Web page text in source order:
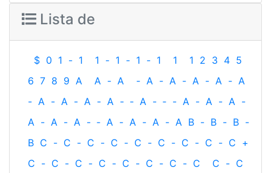
Lista de
$ 0 1 - 1 1 - 1 - 1 - 1 1 1 2 3 4 5
6 7 8 9 A A - A - A - A - A - A - A
- A - A - A - A - ‐ A - ‐ - A - A - A -
A - A - A - ‐ A - A - A - A B - B - B -
B C - C - C - C - C - C - C - C - C +
C - C - C - C - C - C - C - C C - C